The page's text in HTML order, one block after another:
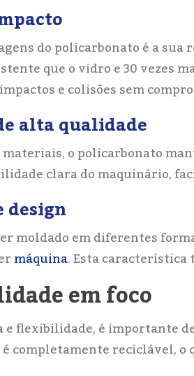
do policarbonato é a
que o vidro e 30 vezes
e colisões sem
alta qualidade
o policarbonato
clara do maquinário,
moldado em diferentes
máquina. Esta
em foco
e flexibilidade, é importante
completamente reciclável,